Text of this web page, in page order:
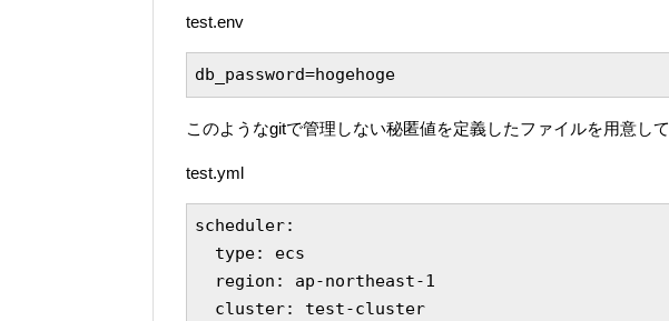
test.env
db_password=hogehoge
このようなgitで管理しない秘匿値を定義したファイルを用意して
test.yml
scheduler:
  type: ecs
  region: ap-northeast-1
  cluster: test-cluster